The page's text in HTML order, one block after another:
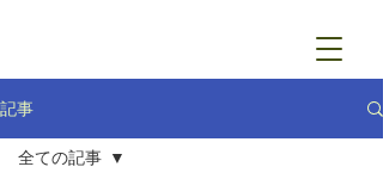
記事
全ての記事